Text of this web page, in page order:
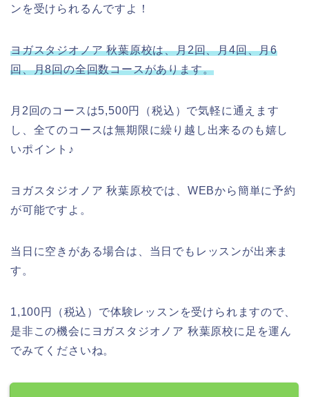
ンを受けられるんですよ！
ヨガスタジオノア 秋葉原校は、月2回、月4回、月6
回、月8回の全回数コースがあります。
月2回のコースは5,500円（税込）で気軽に通えます
し、全てのコースは無期限に繰り越し出来るのも嬉し
いポイント♪
ヨガスタジオノア 秋葉原校では、WEBから簡単に予約
が可能ですよ。
当日に空きがある場合は、当日でもレッスンが出来ま
す。
1,100円（税込）で体験レッスンを受けられますので、
是非この機会にヨガスタジオノア 秋葉原校に足を運ん
でみてくださいね。